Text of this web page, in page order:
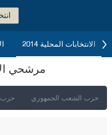
الانتخابات المحلية 2014
مرشحي
حزب حزب الشعب الجمهوري